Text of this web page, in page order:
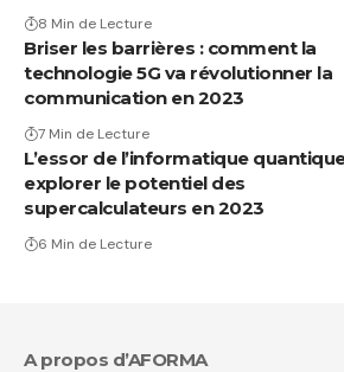
8 Min de Lecture
Briser les barrières : comment la
technologie 5G va révolutionner la
communication en 2023
7 Min de Lecture
L’essor de l’informatique
explorer le potentiel des
supercalculateurs en 2023
6 Min de Lecture
A propos d’AFORMA